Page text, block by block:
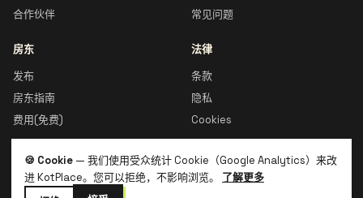
合作伙伴
常见问题
房东
发布
房东指南
费用(免费)
法律
条款
隐私
Cookies
© 2026 Kotplace · 比利时制造 🇧🇪
🍪 Cookie — 我们使用受众统计 Cookie（Google Analytics）来改
进 KotPlace。您可以拒绝，不影响浏览。 了解更多